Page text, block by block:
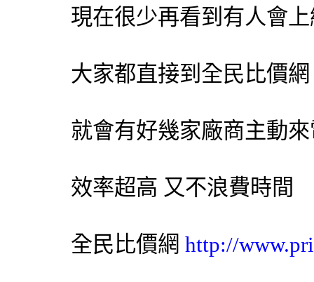
現在很少再看到有人會
大家都直接到 全民比價網
就會有好幾家廠商主動
效率超高 又不浪費時間
全民比價網 http://